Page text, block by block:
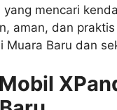
yang mencari
aman, dan
Muara Baru dan